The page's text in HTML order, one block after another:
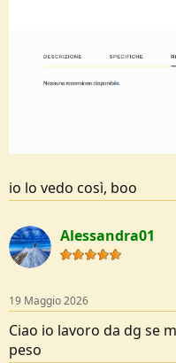
non mi mostra nessuna
io lo vedo così, boo
Alessandra01
19 Maggio 2026
Ciao io lavoro da dg se
peso